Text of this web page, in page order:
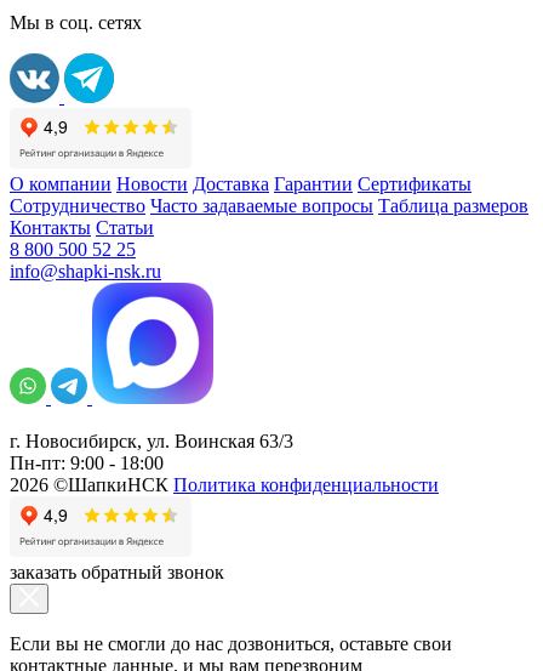
Мы в соц. сетях
О компании Новости Доставка Гарантии Сертификаты
Сотрудничество Часто задаваемые вопросы Таблица размеров
Контакты Статьи
8 800 500 52 25
info@shapki-nsk.ru
г. Новосибирск, ул. Воинская 63/3
Пн-пт: 9:00 - 18:00
2026 ©ШапкиНСК Политика конфиденциальности
заказать обратный звонок
Если вы не смогли до нас дозвониться, оставьте свои
контактные данные, и мы вам перезвоним